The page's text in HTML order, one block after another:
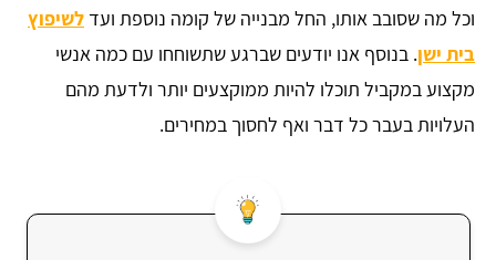
וכל מה שסובב אותו, החל מבנייה של קומה נוספת ועד לשיפוץ
בית ישן. בנוסף אנו יודעים שברגע שתשוחחו עם כמה אנשי
מקצוע במקביל תוכלו להיות ממוקצעים יותר ולדעת מהם
העלויות בעבר כל דבר ואף לחסוך במחירים.